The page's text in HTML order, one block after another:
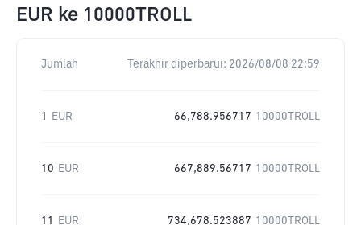
EUR ke 10000TROLL
Jumlah Terakhir diperbarui: 2026/08/08 22:59
1 EUR 66,788.956717 10000TROLL
10 EUR 667,889.56717 10000TROLL
11 EUR 734,678.523887 10000TROLL